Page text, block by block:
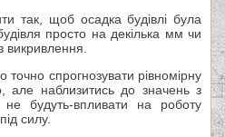
так, щоб осадка будівлі була
просто на декілька мм чи
викривлення.
спрогнозувати рівномірну
але наблизитись до значень з
будуть-впливати на роботу
силу.